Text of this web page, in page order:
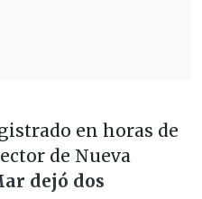
en horas de
de Nueva
dejó dos